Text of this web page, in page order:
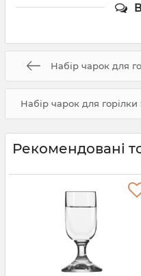
Набір чарок для
Набір чарок для горілки
Рекомендовані